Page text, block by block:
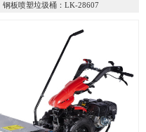
钢板喷塑垃圾桶：LK-28607